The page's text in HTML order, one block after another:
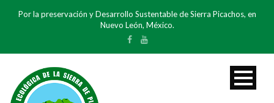
Por la preservación y Desarrollo Sustentable de Sierra Picachos, en
Nuevo León, México.